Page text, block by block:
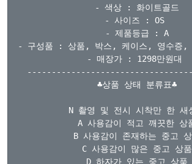
- 색상 : 화이트골드
- 사이즈 : OS
- 제품등급 : A
- 구성품 : 상품, 박스, 케이스, 영수증,
- 매장가 : 1298만원대
♣상품 상태 분류표♣
N 촬영 및 전시 시착만 한 새
A 사용감이 적고 깨끗한 상
B 사용감이 존재하는 중고
C 사용감이 많은 중고 상품
D 하자가 있는 중고 상품